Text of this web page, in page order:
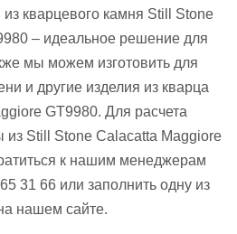
кварцевого камня Still Stone
– идеальное решение для
мы можем изготовить для
и другие изделия из кварца
GT9980. Для расчета
из Still Stone Calacatta Maggiore
к нашим менеджерам
31 66 или заполнить одну из
нашем сайте.